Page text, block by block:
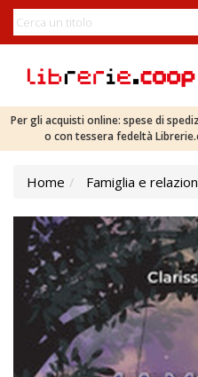
Per gli acquisti online: spese di
o con tessera fedeltà
Home Famiglia e